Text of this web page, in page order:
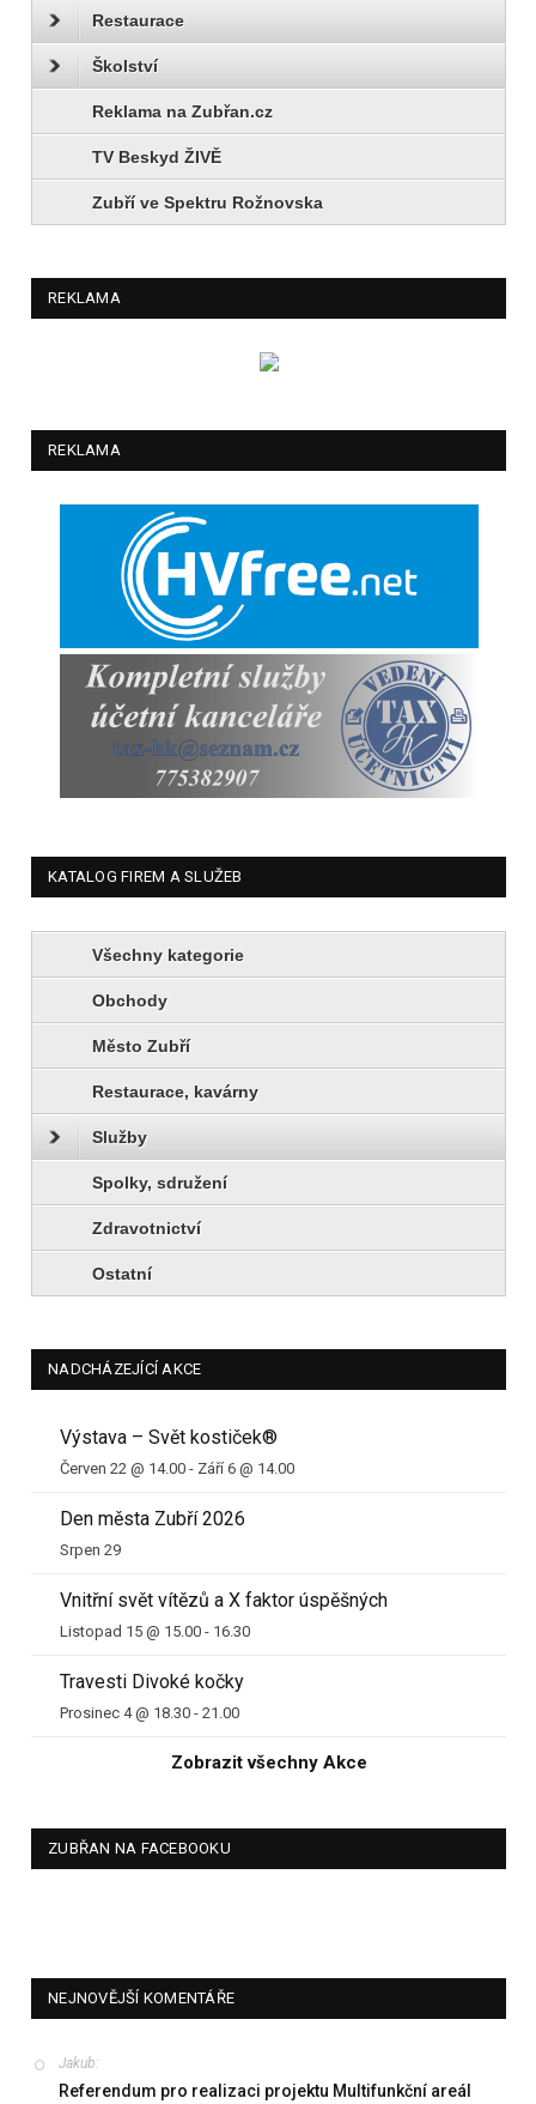
Restaurace
Školství
Reklama na Zubřan.cz
TV Beskyd ŽIVĚ
Zubří ve Spektru Rožnovska
REKLAMA
REKLAMA
KATALOG FIREM A SLUŽEB
Všechny kategorie
Obchody
Město Zubří
Restaurace, kavárny
Služby
Spolky, sdružení
Zdravotnictví
Ostatní
NADCHÁZEJÍCÍ AKCE
Výstava – Svět kostiček®
Červen 22 @ 14.00 - Září 6 @ 14.00
Den města Zubří 2026
Srpen 29
Vnitřní svět vítězů a X faktor úspěšných
Listopad 15 @ 15.00 - 16.30
Travesti Divoké kočky
Prosinec 4 @ 18.30 - 21.00
Zobrazit všechny Akce
ZUBŘAN NA FACEBOOKU
NEJNOVĚJŠÍ KOMENTÁŘE
Jakub:
Referendum pro realizaci projektu Multifunkční areál